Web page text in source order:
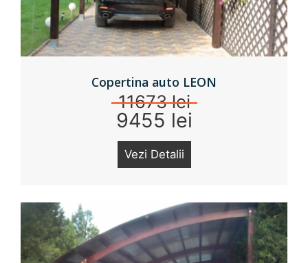
Copertina auto LEON
11673 lei
9455 lei
Vezi Detalii